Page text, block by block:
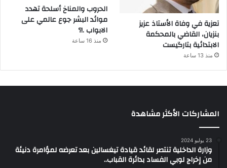
تعزية في وفاة الأستاذ عزيز
بنزيان، القاضي بالمحكمة
الابتدائية بتارگيست
منذ 13 ساعة
الحروب والمناخ أسلحة تهدد
موائد البشر جوع عالمي على
الابواب .!؟
منذ 16 ساعة
المشاركات الأكثر مشاهدة
23 يوليو 2024
وزارة الداخلية تنتصر لقائد قيادة تيغسالين بعد تعرضه لمؤامرة دنيئة
من إخراج لوبي الفساد بدائرة القباب..